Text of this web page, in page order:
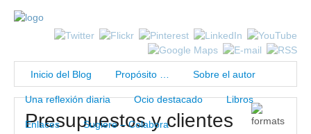
Inicio del Blog Propósito … Sobre el autor
Una reflexión diaria Ocio destacado Libros
Enlaces Sugiere – Colabora
Presupuestos y clientes